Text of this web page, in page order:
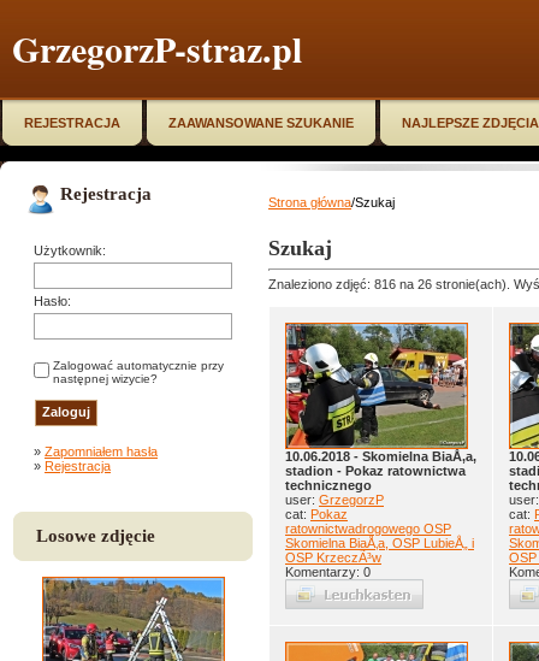
GrzegorzP-straz.pl
REJESTRACJA ZAAWANSOWANE SZUKANIE NAJLEPSZE ZDJĘCIA
Rejestracja
Użytkownik:
Hasło:
Zalogować automatycznie przy
następnej wizycie?
» Zapomniałem hasła
» Rejestracja
Losowe zdjęcie
Strona główna/Szukaj
Szukaj
Znaleziono zdjęć: 816 na 26 stronie(ach).
10.06.2018 - Skomielna BiaÅ‚a,
stadion - Pokaz ratownictwa
technicznego
user: GrzegorzP
cat: Pokaz
ratownictwadrogowego OSP
Skomielna BiaÅ‚a, OSP LubieÅ„ i
OSP KrzeczÃ³w
Komentarzy: 0
cat:
OSP